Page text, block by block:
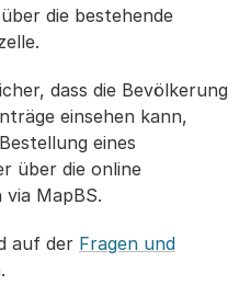
die bestehende
dass die Bevölkerung
einsehen kann,
eines
über die online
MapBS.
auf der Fragen und